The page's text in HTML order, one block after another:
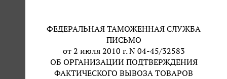
ФЕДЕРАЛЬНАЯ ТАМОЖЕННАЯ СЛУЖБА
ПИСЬМО
от 2 июля 2010 г. N 04-45/32583
ОБ ОРГАНИЗАЦИИ ПОДТВЕРЖДЕНИЯ
ФАКТИЧЕСКОГО ВЫВОЗА ТОВАРОВ